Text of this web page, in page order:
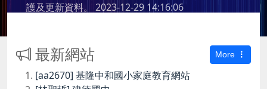
護及更新資料。 2023-12-29 14:16:06
最新網站 More
[aa2670] 基隆中和國小家庭教育網站